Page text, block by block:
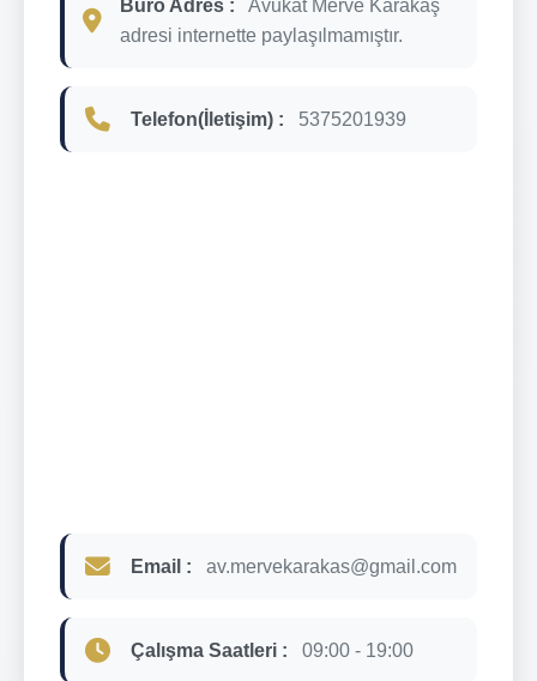
Büro Adres :
Avukat Merve Karakaş
adresi internette paylaşılmamıştır.
Telefon(İletişim) : 5375201939
Email : av.mervekarakas@gmail.com
Çalışma Saatleri : 09:00 - 19:00